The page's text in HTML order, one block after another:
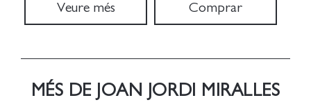
Veure més Comprar
MÉS DE JOAN JORDI MIRALLES